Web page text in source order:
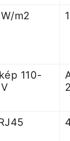
m2
110-